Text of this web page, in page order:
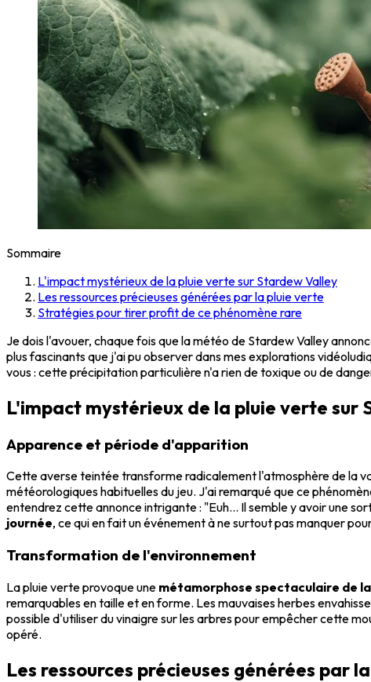
Sommaire
L'impact mystérieux de la pluie verte sur Stardew Valley
Les ressources précieuses générées par la pluie verte
Stratégies pour tirer profit de ce phénomène rare
Je dois l'avouer, chaque fois que la météo de Stardew Valley
plus fascinants que j'ai pu observer dans mes explorations
vous : cette précipitation particulière n'a rien de toxique ou de
L'impact mystérieux de la pluie verte sur
Apparence et période d'apparition
Cette averse teintée transforme radicalement l'atmosphère de la
météorologiques habituelles du jeu. J'ai remarqué que ce
entendrez cette annonce intrigante : "Euh... Il semble y avoir une
journée, ce qui en fait un événement à ne surtout pas manquer
Transformation de l'environnement
La pluie verte provoque une métamorphose spectaculaire de
remarquables en taille et en forme. Les mauvaises herbes
possible d'utiliser du vinaigre sur les arbres pour empêcher cette
opéré.
Les ressources précieuses générées par